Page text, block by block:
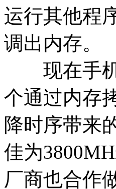
运行其他程
调出内存。
现在手机
个通过内存
降时序带来
佳为
厂商也合作